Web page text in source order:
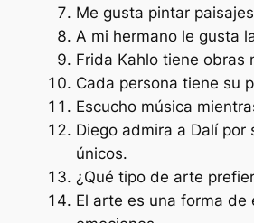
Me gusta pintar
A mi hermano le gusta
Frida Kahlo tiene obras
Cada persona tiene su
Escucho música
Diego admira a Dalí por
únicos.
¿Qué tipo de arte
El arte es una forma de